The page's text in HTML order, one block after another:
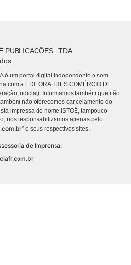
PUBLICAÇÕES LTDA
é um portal digital independente e sem
com a EDITORA TRES COMÉRCIO DE
judicial). Informamos também que não
não oferecemos cancelamento do
impressa de nome ISTOÉ, tampouco
nos responsabilizamos apenas pelo
” e seus respectivos sites.
de Imprensa: